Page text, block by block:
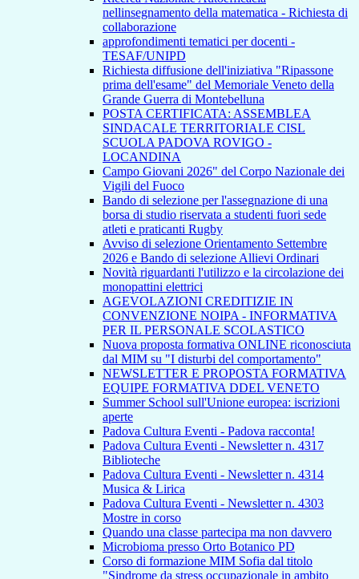
nellinsegnamento della matematica - Richiesta di
collaborazione
approfondimenti tematici per docenti -
TESAF/UNIPD
Richiesta diffusione dell'iniziativa "Ripassone
prima dell'esame" del Memoriale Veneto della
Grande Guerra di Montebelluna
POSTA CERTIFICATA: ASSEMBLEA
SINDACALE TERRITORIALE CISL
SCUOLA PADOVA ROVIGO -
LOCANDINA
Campo Giovani 2026" del Corpo Nazionale dei
Vigili del Fuoco
Bando di selezione per l'assegnazione di una
borsa di studio riservata a studenti fuori sede
atleti e praticanti Rugby
Avviso di selezione Orientamento Settembre
2026 e Bando di selezione Allievi Ordinari
Novità riguardanti l'utilizzo e la circolazione dei
monopattini elettrici
AGEVOLAZIONI CREDITIZIE IN
CONVENZIONE NOIPA - INFORMATIVA
PER IL PERSONALE SCOLASTICO
Nuova proposta formativa ONLINE riconosciuta
dal MIM su "I disturbi del comportamento"
NEWSLETTER E PROPOSTA FORMATIVA
EQUIPE FORMATIVA DDEL VENETO
Summer School sull'Unione europea: iscrizioni
aperte
Padova Cultura Eventi - Padova racconta!
Padova Cultura Eventi - Newsletter n. 4317
Biblioteche
Padova Cultura Eventi - Newsletter n. 4314
Musica & Lirica
Padova Cultura Eventi - Newsletter n. 4303
Mostre in corso
Quando una classe partecipa ma non davvero
Microbioma presso Orto Botanico PD
Corso di formazione MIM Sofia dal titolo
"Sindrome da stress occupazionale in ambito